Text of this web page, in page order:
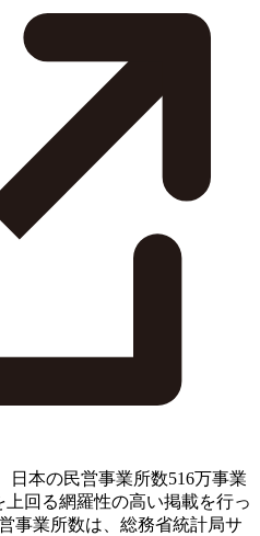
本の民営事業所数516万事業
上回る網羅性の高い掲載を行っ
事業所数は、総務省統計局サ